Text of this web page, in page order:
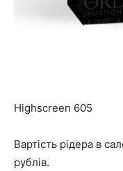
Highscreen 605
Вартість рідера в
рублів.